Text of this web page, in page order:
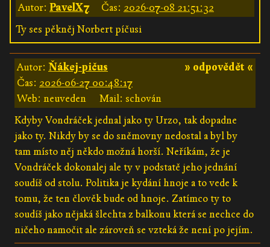
Autor: PavelX7 Čas: 2026-07-08 21:51:32
Ty ses pěkněj Norbert píčusi
» odpovědět «
Autor: Ňákej-pičus
Čas: 2026-06-27 00:48:17
Web: neuveden
Mail: schován
Kdyby Vondráček jednal jako ty Urzo, tak dopadne
jako ty. Nikdy by se do sněmovny nedostal a byl by
tam místo něj někdo možná horší. Neříkám, že je
Vondráček dokonalej ale ty v podstatě jeho jednání
soudíš od stolu. Politika je kydání hnoje a to vede k
tomu, že ten člověk bude od hnoje. Zatímco ty to
soudíš jako nějaká šlechta z balkonu která se nechce do
ničeho namočit ale zároveň se vzteká že není po jejím.